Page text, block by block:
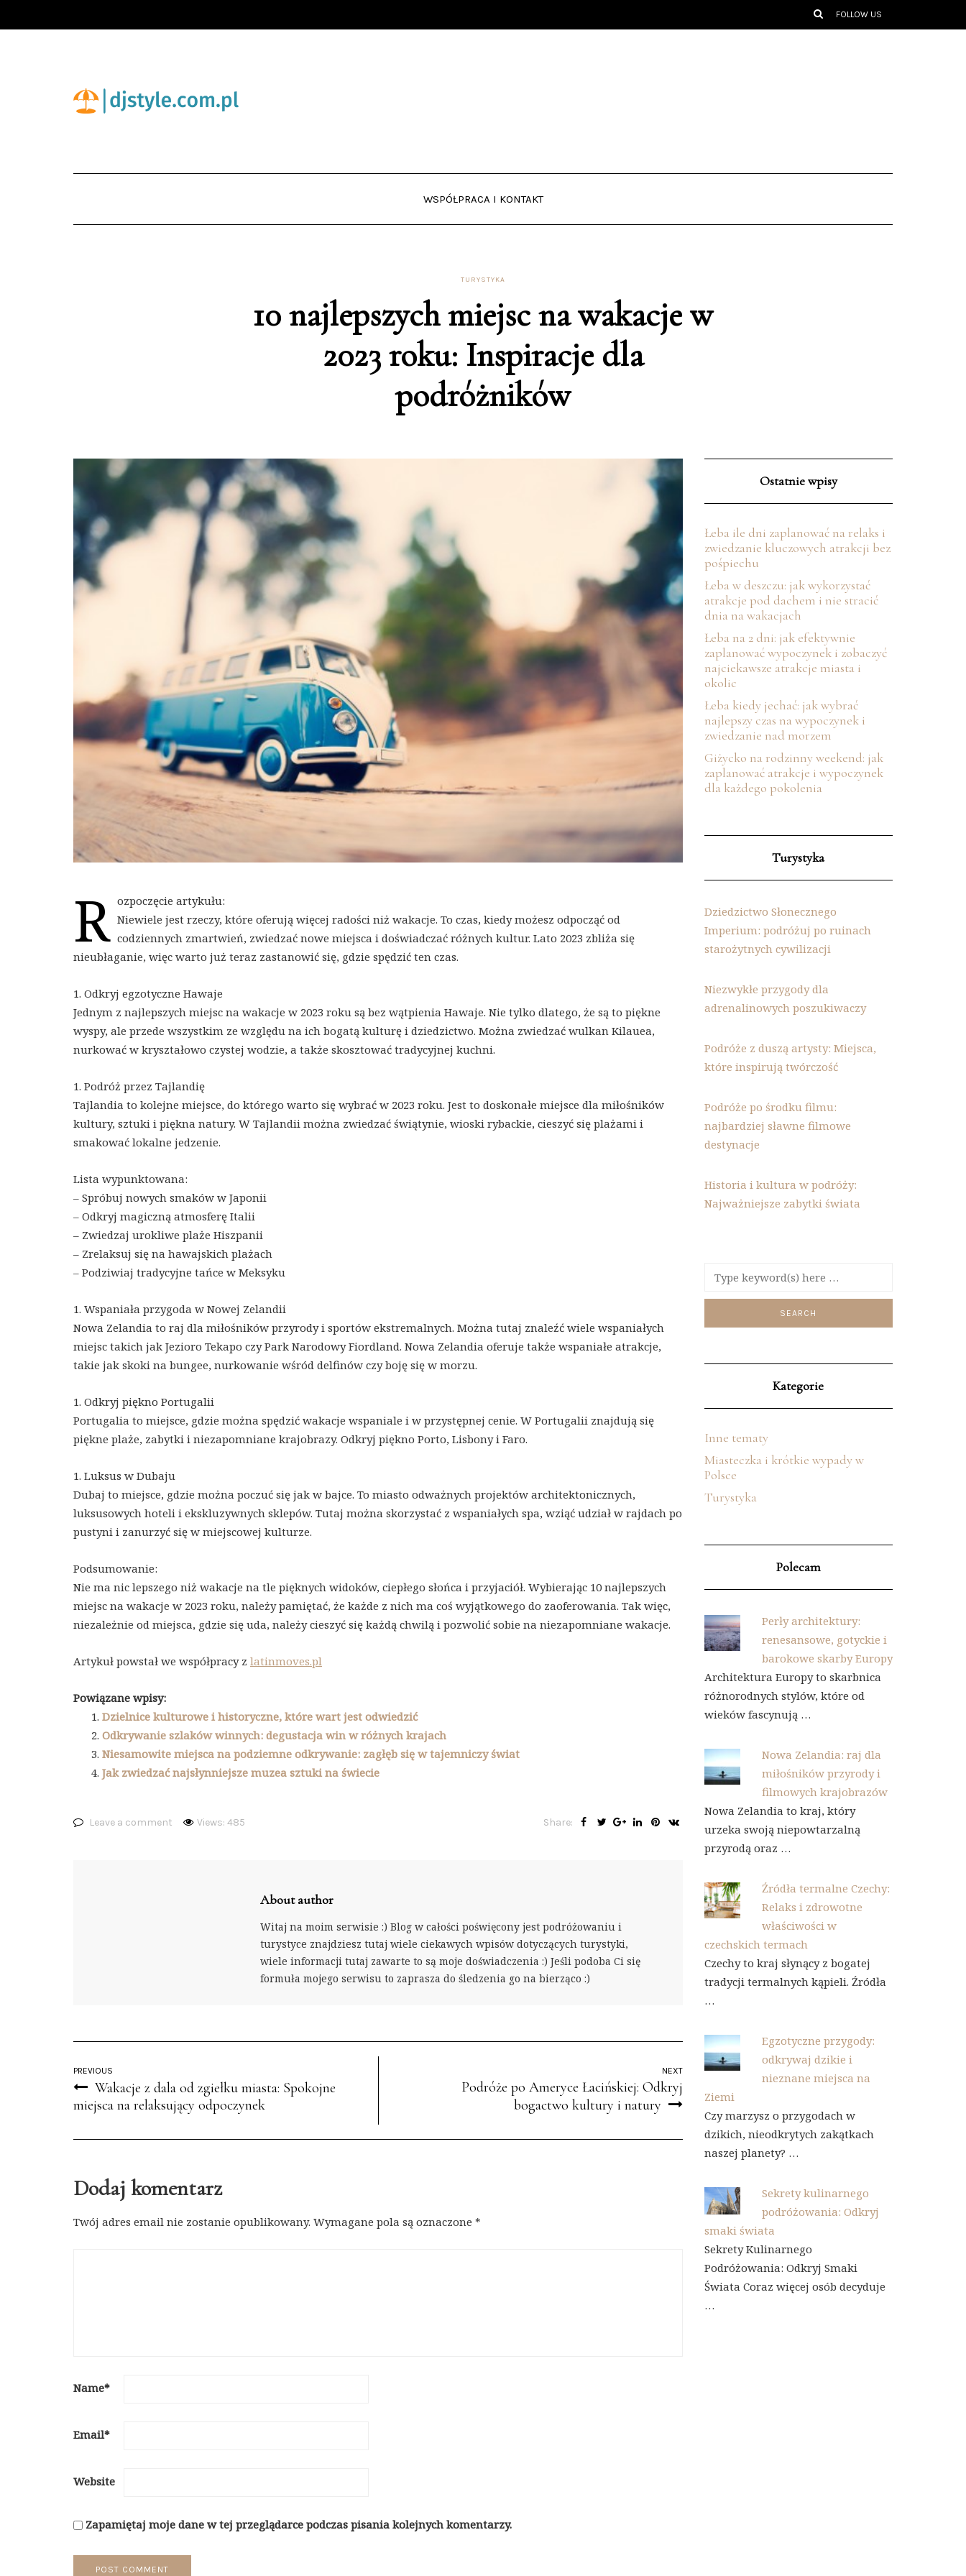
FOLLOW US
WSPÓŁPRACA I KONTAKT
TURYSTYKA
10 najlepszych miejsc na wakacje w
2023 roku: Inspiracje dla
podróżników
R ozpoczęcie artykułu:
Niewiele jest rzeczy, które oferują więcej radości niż wakacje. To czas, kiedy możesz odpocząć od
codziennych zmartwień, zwiedzać nowe miejsca i doświadczać różnych kultur. Lato 2023 zbliża się
nieubłaganie, więc warto już teraz zastanowić się, gdzie spędzić ten czas.
1. Odkryj egzotyczne Hawaje
Jednym z najlepszych miejsc na wakacje w 2023 roku są bez wątpienia Hawaje. Nie tylko dlatego, że są to piękne
wyspy, ale przede wszystkim ze względu na ich bogatą kulturę i dziedzictwo. Można zwiedzać wulkan Kilauea,
nurkować w kryształowo czystej wodzie, a także skosztować tradycyjnej kuchni.
1. Podróż przez Tajlandię
Tajlandia to kolejne miejsce, do którego warto się wybrać w 2023 roku. Jest to doskonałe miejsce dla miłośników
kultury, sztuki i piękna natury. W Tajlandii można zwiedzać świątynie, wioski rybackie, cieszyć się plażami i
smakować lokalne jedzenie.
Lista wypunktowana:
– Spróbuj nowych smaków w Japonii
– Odkryj magiczną atmosferę Italii
– Zwiedzaj urokliwe plaże Hiszpanii
– Zrelaksuj się na hawajskich plażach
– Podziwiaj tradycyjne tańce w Meksyku
1. Wspaniała przygoda w Nowej Zelandii
Nowa Zelandia to raj dla miłośników przyrody i sportów ekstremalnych. Można tutaj znaleźć wiele wspaniałych
miejsc takich jak Jezioro Tekapo czy Park Narodowy Fiordland. Nowa Zelandia oferuje także wspaniałe atrakcje,
takie jak skoki na bungee, nurkowanie wśród delfinów czy boję się w morzu.
1. Odkryj piękno Portugalii
Portugalia to miejsce, gdzie można spędzić wakacje wspaniale i w przystępnej cenie. W Portugalii znajdują się
piękne plaże, zabytki i niezapomniane krajobrazy. Odkryj piękno Porto, Lisbony i Faro.
1. Luksus w Dubaju
Dubaj to miejsce, gdzie można poczuć się jak w bajce. To miasto odważnych projektów architektonicznych,
luksusowych hoteli i ekskluzywnych sklepów. Tutaj można skorzystać z wspaniałych spa, wziąć udział w rajdach po
pustyni i zanurzyć się w miejscowej kulturze.
Podsumowanie:
Nie ma nic lepszego niż wakacje na tle pięknych widoków, ciepłego słońca i przyjaciół. Wybierając 10 najlepszych
miejsc na wakacje w 2023 roku, należy pamiętać, że każde z nich ma coś wyjątkowego do zaoferowania. Tak więc,
niezależnie od miejsca, gdzie się uda, należy cieszyć się każdą chwilą i pozwolić sobie na niezapomniane wakacje.
Artykuł powstał we współpracy z latinmoves.pl
Powiązane wpisy:
Dzielnice kulturowe i historyczne, które wart jest odwiedzić
Odkrywanie szlaków winnych: degustacja win w różnych krajach
Niesamowite miejsca na podziemne odkrywanie: zagłęb się w tajemniczy świat
Jak zwiedzać najsłynniejsze muzea sztuki na świecie
Leave a comment Views: 485 Share:
About author
Witaj na moim serwisie :) Blog w całości poświęcony jest podróżowaniu i
turystyce znajdziesz tutaj wiele ciekawych wpisów dotyczących turystyki,
wiele informacji tutaj zawarte to są moje doświadczenia :) Jeśli podoba Ci się
formuła mojego serwisu to zaprasza do śledzenia go na bierząco :)
PREVIOUS
Wakacje z dala od zgiełku miasta: Spokojne
miejsca na relaksujący odpoczynek
NEXT
Podróże po Ameryce Łacińskiej: Odkryj
bogactwo kultury i natury
Dodaj komentarz
Twój adres email nie zostanie opublikowany. Wymagane pola są oznaczone *
Name*
Email*
Website
Zapamiętaj moje dane w tej przeglądarce podczas pisania kolejnych komentarzy.
Ostatnie wpisy
Łeba ile dni zaplanować na relaks i
zwiedzanie kluczowych atrakcji bez
pośpiechu
Łeba w deszczu: jak wykorzystać
atrakcje pod dachem i nie stracić
dnia na wakacjach
Łeba na 2 dni: jak efektywnie
zaplanować wypoczynek i zobaczyć
najciekawsze atrakcje miasta i
okolic
Łeba kiedy jechać: jak wybrać
najlepszy czas na wypoczynek i
zwiedzanie nad morzem
Giżycko na rodzinny weekend: jak
zaplanować atrakcje i wypoczynek
dla każdego pokolenia
Turystyka
Dziedzictwo Słonecznego
Imperium: podróżuj po ruinach
starożytnych cywilizacji
Niezwykłe przygody dla
adrenalinowych poszukiwaczy
Podróże z duszą artysty: Miejsca,
które inspirują twórczość
Podróże po środku filmu:
najbardziej sławne filmowe
destynacje
Historia i kultura w podróży:
Najważniejsze zabytki świata
Kategorie
Inne tematy
Miasteczka i krótkie wypady w
Polsce
Turystyka
Polecam
Perły architektury:
renesansowe, gotyckie i
barokowe skarby Europy
Architektura Europy to skarbnica
różnorodnych stylów, które od
wieków fascynują …
Nowa Zelandia: raj dla
miłośników przyrody i
filmowych krajobrazów
Nowa Zelandia to kraj, który
urzeka swoją niepowtarzalną
przyrodą oraz …
Źródła termalne Czechy:
Relaks i zdrowotne
właściwości w
czechskich termach
Czechy to kraj słynący z bogatej
tradycji termalnych kąpieli. Źródła
…
Egzotyczne przygody:
odkrywaj dzikie i
nieznane miejsca na
Ziemi
Czy marzysz o przygodach w
dzikich, nieodkrytych zakątkach
naszej planety? …
Sekrety kulinarnego
podróżowania: Odkryj
smaki świata
Sekrety Kulinarnego
Podróżowania: Odkryj Smaki
Świata Coraz więcej osób decyduje
…